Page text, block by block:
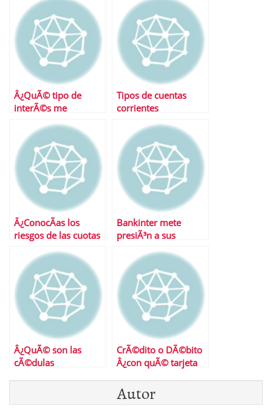
Â¿QuÃ© tipo de
interÃ©s me
contratar una cuenta
remunerada?
Tipos de cuentas
corrientes
Â¿ConocÃ­as los
riesgos de las cuotas
CAM?
Bankinter mete
presiÃ³n a sus
cuenta nÃ³mina
Â¿QuÃ© son las
cÃ©dulas
CrÃ©dito o DÃ©bito
Â¿con quÃ© tarjeta
Autor